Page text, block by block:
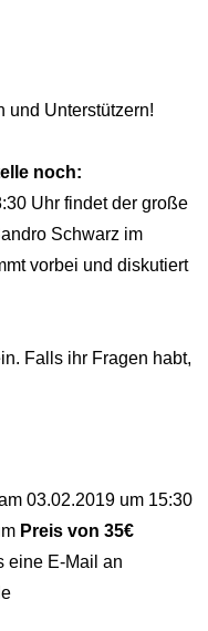
und Unterstützern!
noch:
Uhr findet der große
Schwarz im
vorbei und diskutiert
Falls ihr Fragen habt,
03.02.2019 um 15:30
Preis von 35€
eine E-Mail an